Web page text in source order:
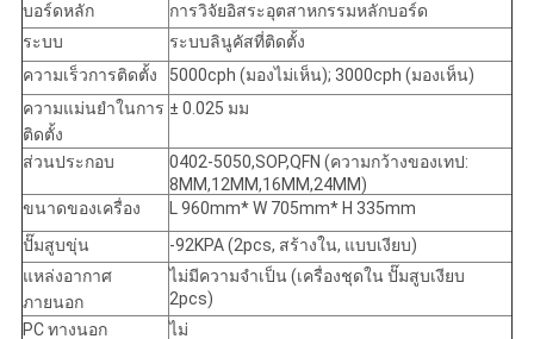
บอร์ดหลัก
การวิจัยอิสระอุตสาหกรรมหลักบอร์ด
ระบบ
ระบบลินูคัสที่ติดตั้ง
ความเร็วการติดตั้ง
5000cph (มองไม่เห็น); 3000cph (มองเห็น)
ความแม่นยําในการ
ติดตั้ง
± 0.025 มม
ส่วนประกอบ
0402-5050,SOP,QFN (ความกว้างของเทป:
8MM,12MM,16MM,24MM)
ขนาดของเครื่อง
L 960mm* W 705mm* H 335mm
ปั๊มสูบขุ่น
-92KPA (2pcs, สร้างใน, แบบเงียบ)
แหล่งอากาศ
ภายนอก
ไม่มีความจําเป็น (เครื่องชุดใน ปั๊มสูบเงียบ
2pcs)
PC ทางนอก
ไม่